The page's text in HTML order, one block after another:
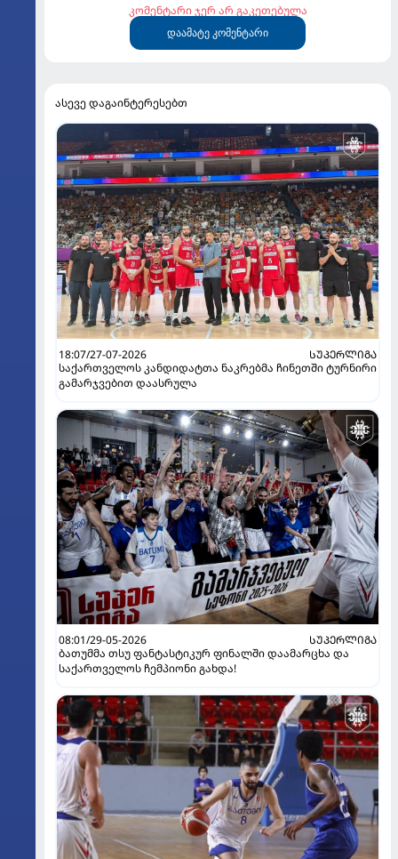
კომენტარი ჯერ არ გაკეთებულა
დაამატე კომენტარი
ასევე დაგაინტერესებთ
18:07/27-07-2026
ᲡᲣᲞᲔᲠᲚᲘᲒᲐ
საქართველოს კანდიდატთა ნაკრებმა ჩინეთში ტურნირი
გამარჯვებით დაასრულა
08:01/29-05-2026
ᲡᲣᲞᲔᲠᲚᲘᲒᲐ
ბათუმმა თსუ ფანტასტიკურ ფინალში დაამარცხა და
საქართველოს ჩემპიონი გახდა!